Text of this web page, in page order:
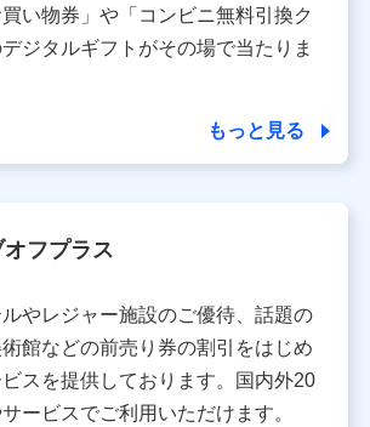
携会社のサービスを案内、提供するため
取得したサービス利用履歴、ウェブサイ
購買履歴、ご契約内容等のパーソナルデ
、お客さまの趣味・嗜好・傾向に応じた
・手続き・管理等付帯業務を行うため
管理について責任を有する者の名称・住
取り扱う各共同利用者（詳細は次のとお
町2丁目11番1号 山王パークタワー
モ 代表取締役社長 前田 義晃
い物券」や「コンビニ無料引換ク
ジタルギフトがその場で当たりま
もっと見る
フプラス
やレジャー施設のご優待、話題の
館などの前売り券の割引をはじめ
スを提供しております。国内外20
ービスでご利用いただけます。